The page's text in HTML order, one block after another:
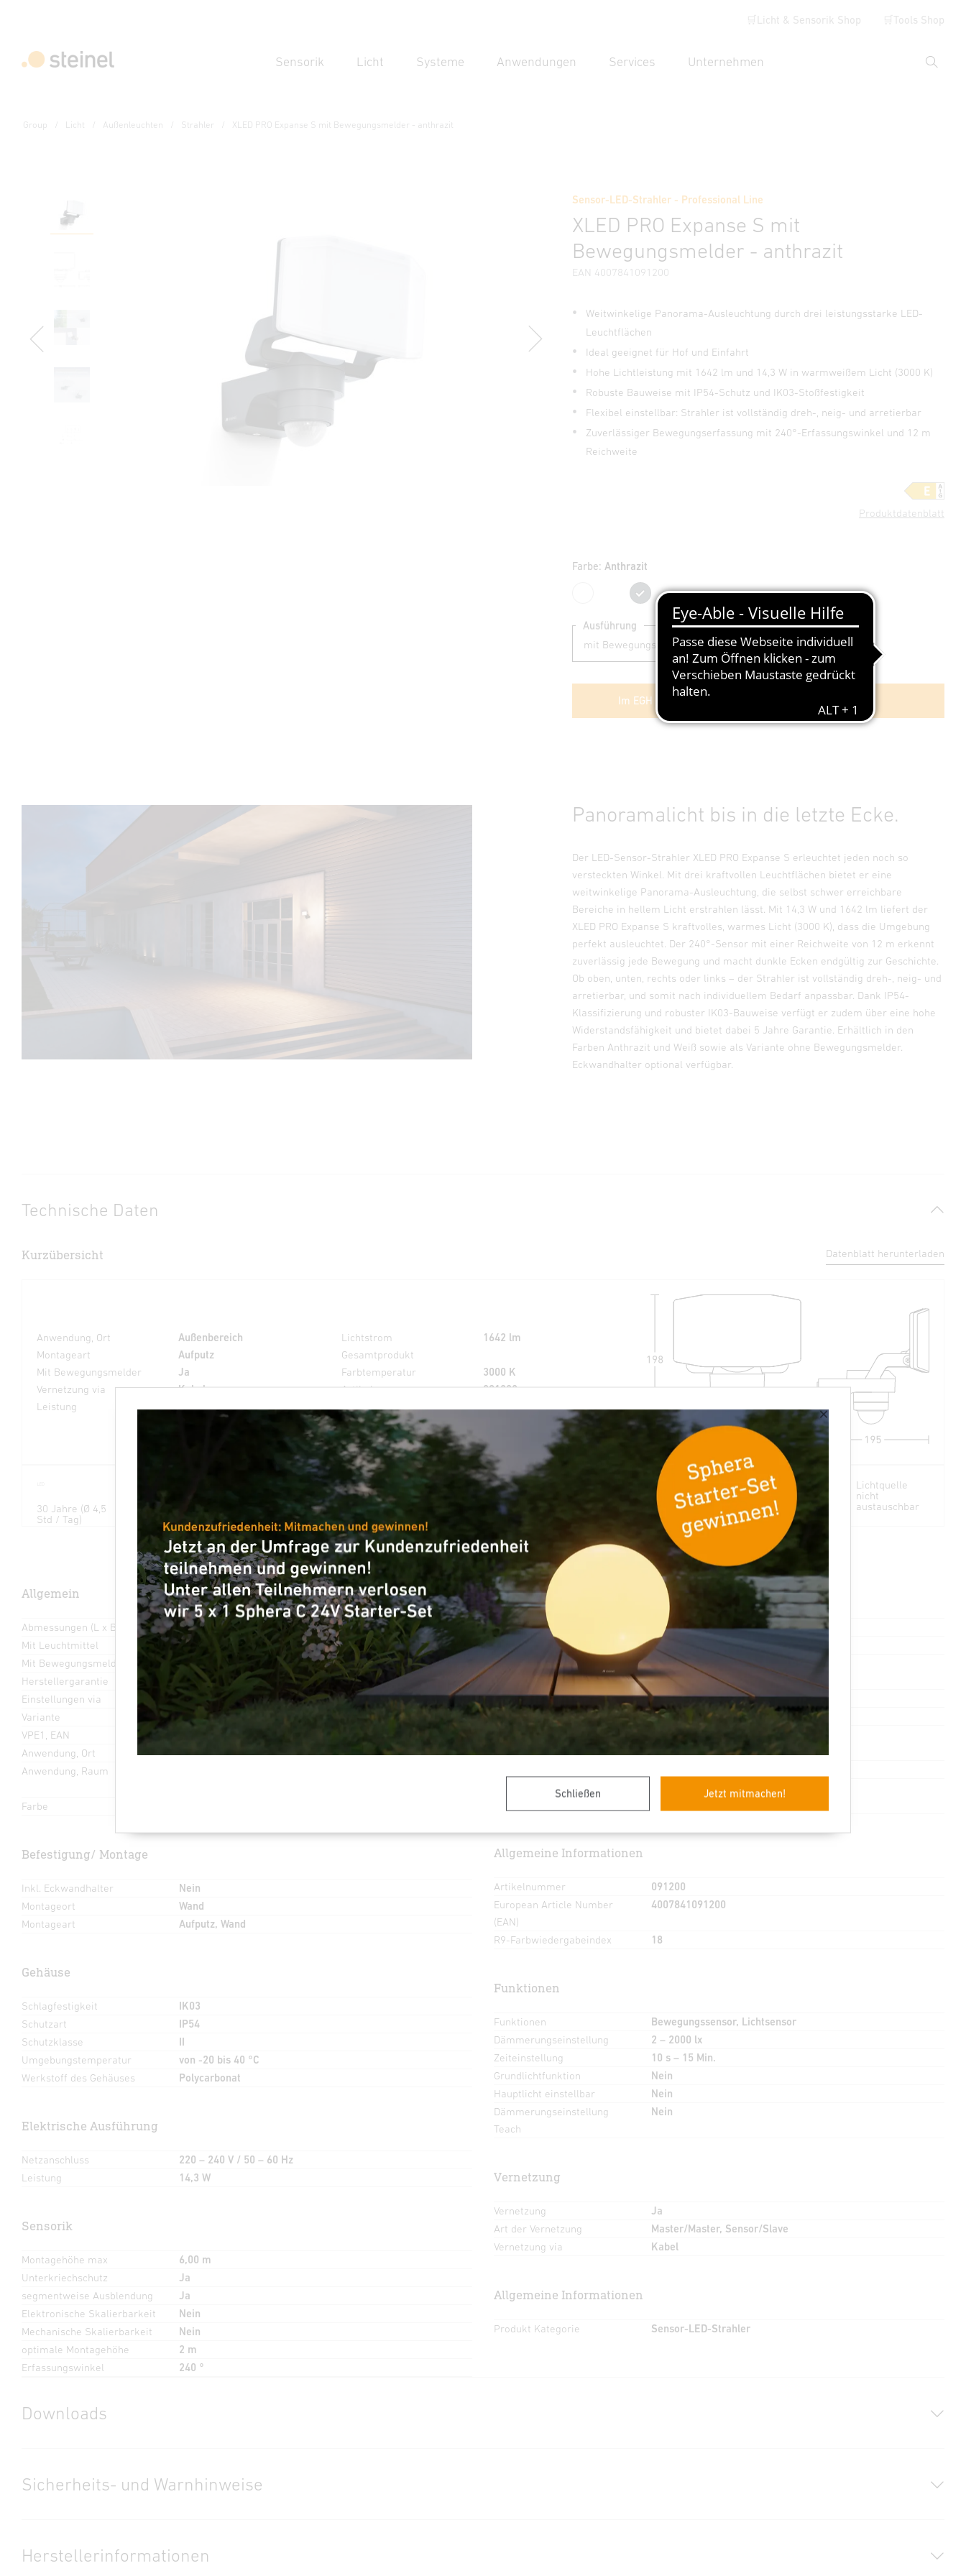
🛒Licht & Sensorik Shop 🛒Tools Shop
Sensorik Licht Systeme Anwendungen Services Unternehmen
Suche
×
Schließen Jetzt mitmachen!
Group Licht Außenleuchten Strahler XLED PRO Expanse S mit Bewegungsmelder - anthrazit
Sensor-LED-Strahler - Professional Line
XLED PRO Expanse S mit
Bewegungsmelder - anthrazit
EAN 4007841091200
Weitwinkelige Panorama-Ausleuchtung durch drei leistungsstarke LED-
Leuchtflächen
Ideal geeignet für Hof und Einfahrt
Hohe Lichtleistung mit 1642 lm und 14,3 W in warmweißem Licht (3000 K)
Robuste Bauweise mit IP54-Schutz und IK03-Stoßfestigkeit
Flexibel einstellbar: Strahler ist vollständig dreh-, neig- und arretierbar
Zuverlässiger Bewegungserfassung mit 240°-Erfassungswinkel und 12 m
Reichweite
XLED PRO Expanse S mit Bewegungsmelder - anthrazit
Produktdatenblatt
Farbe: Anthrazit
Weiß Anthrazit
Ausführung
Im EGH kaufen
Herstellerinformationen Zubehör
Panoramalicht bis in die letzte Ecke.
Der LED-Sensor-Strahler XLED PRO Expanse S erleuchtet jeden noch so
versteckten Winkel. Mit drei kraftvollen Leuchtflächen bietet er eine
weitwinkelige Panorama-Ausleuchtung, die selbst schwer erreichbare
Bereiche in hellem Licht erstrahlen lässt. Mit 14,3 W und 1642 lm liefert der
XLED PRO Expanse S kraftvolles, warmes Licht (3000 K), dass die Umgebung
perfekt ausleuchtet. Der 240°-Sensor mit einer Reichweite von 12 m erkennt
zuverlässig jede Bewegung und macht dunkle Ecken endgültig zur Geschichte.
Ob oben, unten, rechts oder links – der Strahler ist vollständig dreh-, neig- und
arretierbar, und somit nach individuellem Bedarf anpassbar. Dank IP54-
Klassifizierung und robuster IK03-Bauweise verfügt er zudem über eine hohe
Widerstandsfähigkeit und bietet dabei 5 Jahre Garantie. Erhältlich in den
Farben Anthrazit und Weiß sowie als Variante ohne Bewegungsmelder.
Eckwandhalter optional verfügbar.
Technische Daten
Kurzübersicht Datenblatt herunterladen
Anwendung, Ort
Außenbereich
Montageart
Aufputz
Mit Bewegungsmelder
Ja
Vernetzung via
Kabel
Leistung
Lichtstrom
Gesamtprodukt
1642 lm
Farbtemperatur
3000 K
Artikelnummer
091200
30 Jahre (Ø 4,5
Std / Tag)
warmweiß
Infrarot-Sensor
240°
Max. Ø 12 m 2 - 2000 Lux 10 Sek - 15 Min
Lichtquelle
nicht
austauschbar
Allgemein
Abmessungen (L x B x H)
195 x 195 x 198 mm
Mit Leuchtmittel
Ja, LED-Leuchtmittel
Mit Bewegungsmelder
Ja
Herstellergarantie
5 Jahre
Einstellungen via
Potis
Variante
mit Bewegungsmelder - anthrazit
VPE1, EAN
Anwendung, Ort
Außenbereich
Anwendung, Raum
Farbe
Befestigung/ Montage
Inkl. Eckwandhalter
Nein
Montageort
Wand
Montageart
Aufputz, Wand
Gehäuse
Schlagfestigkeit
IK03
Schutzart
IP54
Schutzklasse
II
Umgebungstemperatur
von -20 bis 40 °C
Werkstoff des Gehäuses
Polycarbonat
Elektrische Ausführung
Netzanschluss
220 – 240 V / 50 – 60 Hz
Leistung
14,3 W
Sensorik
Montagehöhe max
6,00 m
Unterkriechschutz
Ja
segmentweise Ausblendung
Ja
Elektronische Skalierbarkeit
Nein
Mechanische Skalierbarkeit
Nein
optimale Montagehöhe
2 m
Erfassungswinkel
240 °
Licht
Dämmerungsschalter
Lichtstrom Gesamtprodukt
1642 lm
gemessener Lichtstrom
1642 lm
Gesamtprodukt Effizienz
115 lm/W
Farbtemperatur
3000 K
> 60000 Std
Energieeffizienzklasse
Allgemeine Informationen
Artikelnummer
091200
European Article Number
(EAN)
4007841091200
R9-Farbwiedergabeindex 18
Funktionen
Funktionen
Bewegungssensor, Lichtsensor
Dämmerungseinstellung
2 – 2000 lx
Zeiteinstellung
10 s – 15 Min.
Grundlichtfunktion
Nein
Hauptlicht einstellbar
Nein
Dämmerungseinstellung
Teach
Nein
Vernetzung
Vernetzung
Ja
Art der Vernetzung
Master/Master, Sensor/Slave
Vernetzung via
Kabel
Allgemeine Informationen
Produkt Kategorie Sensor-LED-Strahler
Downloads
Sicherheits- und Warnhinweise
geschützt. Nachdruck, auch auszugsweise, nur mit unserer
Herstellerinformationen